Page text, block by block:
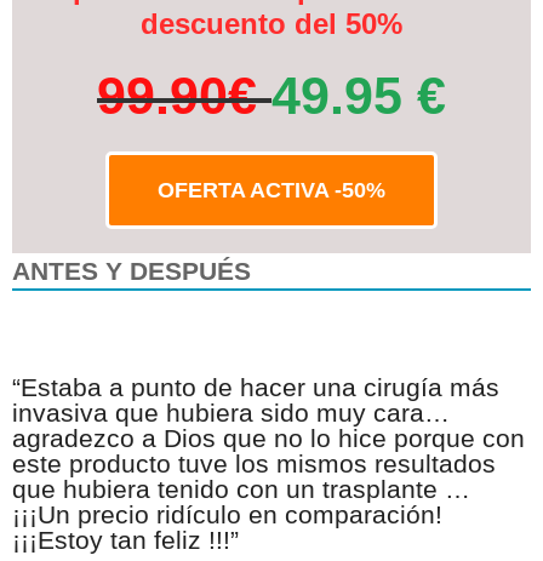
descuento del 50%
99.90€ 49.95 €
OFERTA ACTIVA -50%
ANTES Y DESPUÉS
“Estaba a punto de hacer una cirugía más
invasiva que hubiera sido muy cara…
agradezco a Dios que no lo hice porque con
este producto tuve los mismos resultados
que hubiera tenido con un trasplante …
¡¡¡Un precio ridículo en comparación!
¡¡¡Estoy tan feliz !!!”